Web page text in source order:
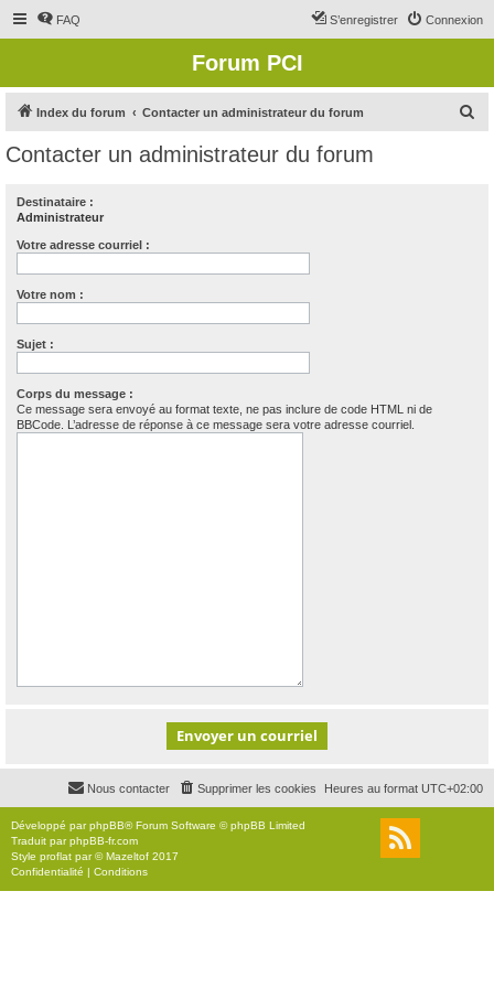
FAQ Connexion
S’enregistrer
Forum PCI
Index du forum Contacter un administrateur du forum
Contacter un administrateur du forum
Destinataire :
Administrateur
Votre adresse courriel :
Votre nom :
Sujet :
Corps du message :
Ce message sera envoyé au format texte, ne pas inclure de code HTML ni de
BBCode. L’adresse de réponse à ce message sera votre adresse courriel.
Heures au format UTC+02:00
Supprimer les cookies
Nous contacter
Développé parphpBB® Forum Software © phpBB Limited
Traduit parphpBB-fr.com
Style proflat par ©Mazeltof 2017
Confidentialité | Conditions